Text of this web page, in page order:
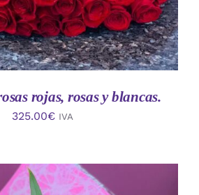
rojas, rosas y blancas.
325.00€ IVA